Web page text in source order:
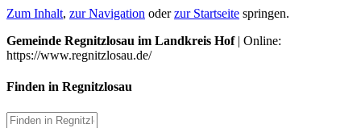
Zum Inhalt, zur Navigation oderzur Startseite springen.
Gemeinde Regnitzlosau im Landkreis Hof| Online:
https://www.regnitzlosau.de/
Finden in Regnitzlosau